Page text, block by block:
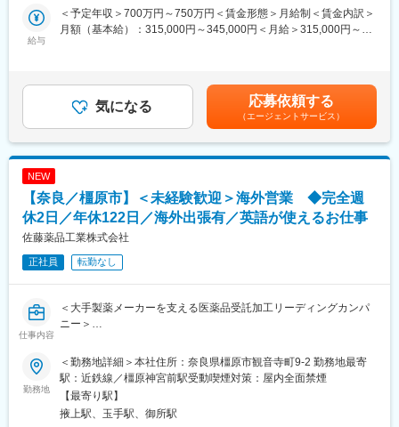
■組織構成
品質管理には7名（うち2名は商品開発兼務）在籍しております。
製品づくりの流れや品質管理の基礎を学びながら、できる業務か
ら段階的にお任せしていきます。
実際に異業種から未経験で入社し活躍している社員も多数在籍し
です◎
品質管理として経験を積んだ後は、試験業務や品質改善活動など
担当領域を広げながら専門性を高めていただきます。将来的には
商品開発に関わる業務へ挑戦することも可能です。
■海外展開について
当社では国内事業に加え、タイ・ベトナムを中心とした海外展開
進めており、品質を強みとした商品展開を目指しています。安定
した事業基盤のもと、新たな市場や商品開発にも積極的に挑戦し
変更の範囲：会社の定める業務
1．商品アイデア提案
2．コンセプト開発
6．パッケージ開発等
当社は、1947年の創業以来、内服固形剤における製造技術の研鑽
並びに品質管理の向上に励み、医薬品受託加工業界のリーディン
グカンパニーとして、お客様のニーズに真摯にこたえてきまし
からもお客様の期待と信頼にお応えするとともに、具体的なビジ
給与
＜予定年収＞700万円～750万円＜賃金形態＞月給制＜賃金内訳＞
月額（基本給）：315,000円～345,000円＜月給＞315,000円～
性があります。月給(月額)は固定手当を含めた表記です。
気になる 応募依頼する
（エージェントサービス）
NEW
【奈良／橿原市】＜未経験歓迎＞海外営業 ◆完全週
休2日／年休122日／海外出張有／英語が使えるお仕事
佐藤薬品工業株式会社
正社員 転勤なし
仕事内容
＜大手製薬メーカーを支える医薬品受託加工リーディングカンパ
ニー＞
■職務概要：
錠剤やカプセル剤などの内服固形剤を主に受託加工する当社に
て、自社ブランドの健康食品・化粧品等の営業をお任せします。
主に既存顧客の深耕営業
(取引拡大)をミッションに活躍いただく予定です。
勤務地
＜勤務地詳細＞本社住所：奈良県橿原市観音寺町9-2 勤務地最寄
駅：近鉄線／橿原神宮前駅受動喫煙対策：屋内全面禁煙
【最寄り駅】
掖上駅、玉手駅、御所駅